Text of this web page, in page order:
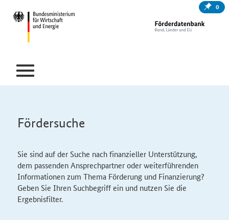
0
Fördersuche
Sie sind auf der Suche nach finanzieller Unterstützung,
dem passenden Ansprechpartner oder weiterführenden
Informationen zum Thema Förderung und Finanzierung?
Geben Sie Ihren Suchbegriff ein und nutzen Sie die
Ergebnisfilter.